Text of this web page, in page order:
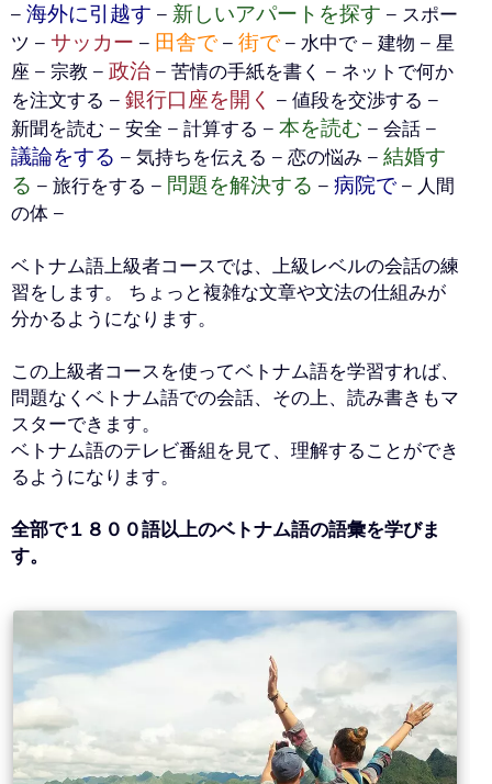
– 海外に引越す – 新しいアパートを探す – スポー
ツ – サッカー – 田舎で – 街で – 水中で – 建物 – 星
座 – 宗教 – 政治 – 苦情の手紙を書く – ネットで何か
を注文する – 銀行口座を開く – 値段を交渉する –
新聞を読む – 安全 – 計算する – 本を読む – 会話 –
議論をする – 気持ちを伝える – 恋の悩み – 結婚す
る – 旅行をする – 問題を解決する – 病院で – 人間
の体 –
ベトナム語上級者コースでは、上級レベルの会話の練
習をします。 ちょっと複雑な文章や文法の仕組みが
分かるようになります。
この上級者コースを使ってベトナム語を学習すれば、
問題なくベトナム語での会話、その上、読み書きもマ
スターできます。
ベトナム語のテレビ番組を見て、理解することができ
るようになります。
全部で１８００語以上のベトナム語の語彙を学びま
す。